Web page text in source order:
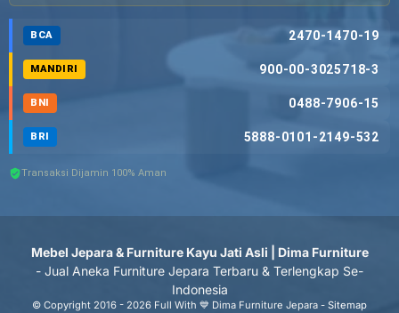
BCA 2470-1470-19
MANDIRI 900-00-3025718-3
BNI 0488-7906-15
BRI 5888-0101-2149-532
Transaksi Dijamin 100% Aman
Mebel Jepara & Furniture Kayu Jati Asli | Dima Furniture
- Jual Aneka Furniture Jepara Terbaru & Terlengkap Se-
Indonesia
© Copyright 2016 - 2026 Full With 💙 Dima Furniture Jepara - Sitemap